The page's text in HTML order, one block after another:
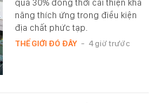
quả 30% đồng thời cải thiện khả
năng thích ứng trong điều kiện
địa chất phức tạp.
THẾ GIỚI ĐÓ ĐÂY - 4 giờ trước